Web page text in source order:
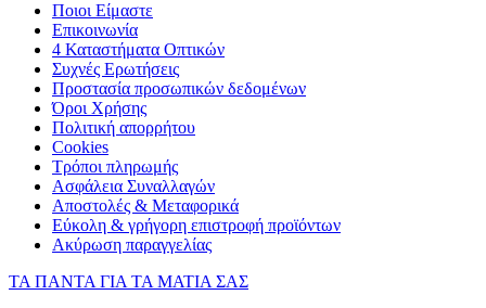
Ποιοι Είμαστε
Επικοινωνία
4 Καταστήματα Οπτικών
Συχνές Ερωτήσεις
Προστασία προσωπικών δεδομένων
Όροι Χρήσης
Πολιτική απορρήτου
Cookies
Τρόποι πληρωμής
Ασφάλεια Συναλλαγών
Αποστολές & Μεταφορικά
Εύκολη & γρήγορη επιστροφή προϊόντων
Ακύρωση παραγγελίας
ΤΑ ΠΑΝΤΑ ΓΙΑ ΤΑ ΜΑΤΙΑ ΣΑΣ